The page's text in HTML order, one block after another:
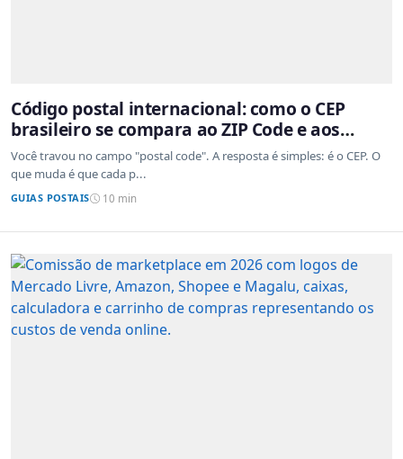
Código postal internacional: como o CEP
brasileiro se compara ao ZIP Code e aos
sistemas de outros países
Você travou no campo "postal code". A resposta é simples: é o CEP. O
que muda é que cada p...
GUIAS POSTAIS 10 min